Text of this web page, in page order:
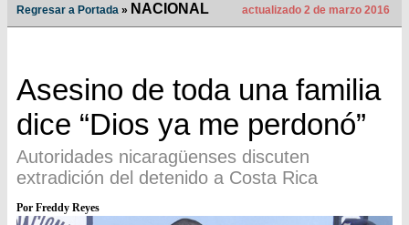
Regresar a Portada » NACIONAL actualizado 2 de marzo 2016
Asesino de toda una familia
dice “Dios ya me perdonó”
Autoridades nicaragüenses discuten
extradición del detenido a Costa Rica
Por Freddy Reyes